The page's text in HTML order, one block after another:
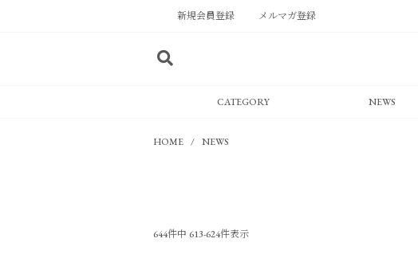
新規会員登録 メルマガ登録
CATEGORY NEWS
HOME NEWS
644件中 613-624件表示